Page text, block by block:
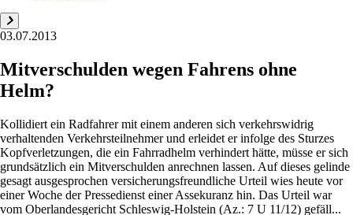
03.07.2013
Mitverschulden wegen Fahrens ohne
Helm?
Kollidiert ein Radfahrer mit einem anderen sich verkehrswidrig
verhaltenden Verkehrsteilnehmer und erleidet er infolge des Sturzes
Kopfverletzungen, die ein Fahrradhelm verhindert hätte, müsse er sich
grundsätzlich ein Mitverschulden anrechnen lassen. Auf dieses gelinde
gesagt ausgesprochen versicherungsfreundliche Urteil wies heute vor
einer Woche der Pressedienst einer Assekuranz hin. Das Urteil war
vom Oberlandesgericht Schleswig-Holstein (Az.: 7 U 11/12) gefäll...